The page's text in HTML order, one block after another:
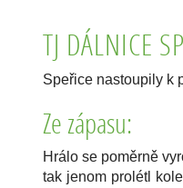
TJ DÁLNICE
Speřice nastoupily k
Ze zápasu:
Hrálo se poměrně
tak jenom prolétl